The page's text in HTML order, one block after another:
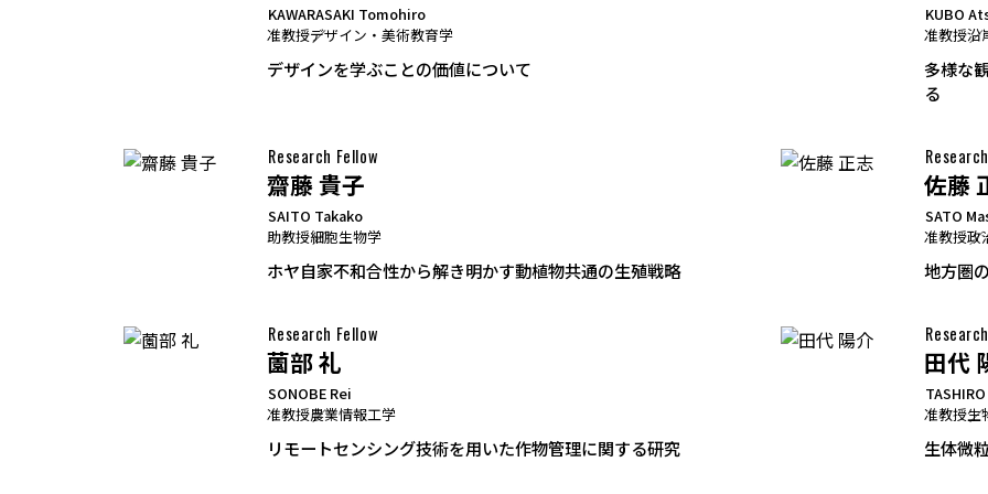
KAWARASAKI Tomohiro
准教授デザイン・美術教育学
デザインを学ぶことの価値について
KUBO
准教授沿
多様な
る
Research Fellow
齋藤 貴子
SAITO Takako
助教授細胞生物学
ホヤ自家不和合性から解き明かす動植物共通の生殖戦略
佐藤
SATO
准教授政
地方圏
Research Fellow
薗部 礼
SONOBE Rei
准教授農業情報工学
リモートセンシング技術を用いた作物管理に関する研究
田代
准教授生
生体微